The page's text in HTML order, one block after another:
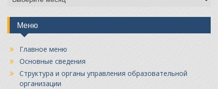
Меню
Главное меню
Основные сведения
Структура и органы управления образовательной
организации